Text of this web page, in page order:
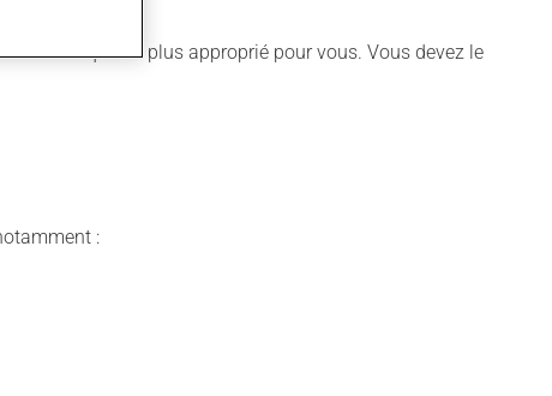
qui est plus approprié pour vous. Vous devez le
: